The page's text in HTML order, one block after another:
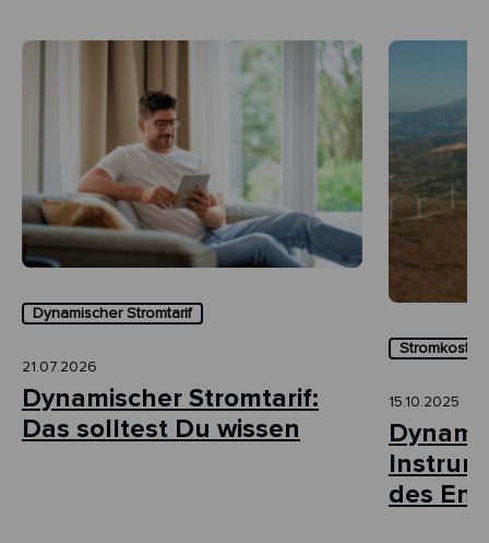
Dynamischer Stromtarif
21.07.2026
Dynamischer Stromtarif:
Das solltest Du wissen
15.10.2025
des